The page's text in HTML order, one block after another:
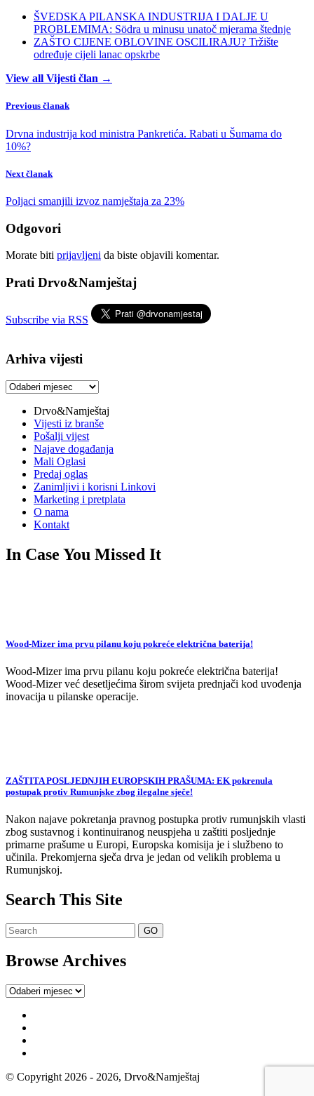
ŠVEDSKA PILANSKA INDUSTRIJA I DALJE U
PROBLEMIMA: Södra u minusu unatoč mjerama štednje
ZAŠTO CIJENE OBLOVINE OSCILIRAJU? Tržište
određuje cijeli lanac opskrbe
View all Vijesti član →
Previous članak
Drvna industrija kod ministra Pankretića. Rabati u Šumama do
10%?
Next članak
Poljaci smanjili izvoz namještaja za 23%
Odgovori
Morate biti prijavljeni da biste objavili komentar.
Prati Drvo&Namještaj
Subscribe via RSS
Arhiva vijesti
Arhiva
Drvo&Namještaj
Vijesti iz branše
Pošalji vijest
Najave događanja
Mali Oglasi
Predaj oglas
Zanimljivi i korisni Linkovi
Marketing i pretplata
O nama
Kontakt
In Case You Missed It
Wood-Mizer ima prvu pilanu koju pokreće električna baterija!
Wood-Mizer ima prvu pilanu koju pokreće električna baterija!
Wood-Mizer već desetljećima širom svijeta prednjači kod uvođenja
inovacija u pilanske operacije.
ZAŠTITA POSLJEDNJIH EUROPSKIH PRAŠUMA: EK pokrenula
postupak protiv Rumunjske zbog ilegalne sječe!
Nakon najave pokretanja pravnog postupka protiv rumunjskih vlasti
zbog sustavnog i kontinuiranog neuspjeha u zaštiti posljednje
primarne prašume u Europi, Europska komisija je i službeno to
učinila. Prekomjerna sječa drva je jedan od velikih problema u
Rumunjskoj.
Search This Site
Browse Archives
Browse
© Copyright 2026 - 2026, Drvo&Namještaj